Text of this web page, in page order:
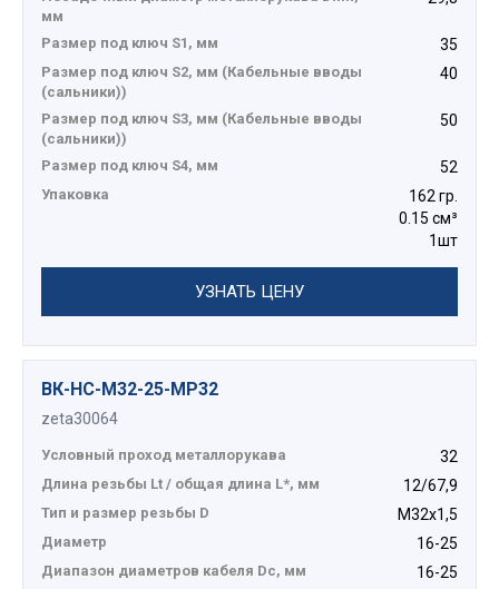
мм
Размер под ключ S1, мм 35
Размер под ключ S2, мм (Кабельные вводы
(сальники))
40
Размер под ключ S3, мм (Кабельные вводы
(сальники))
50
Размер под ключ S4, мм 52
Упаковка
162 гр.
0.15 см³
1шт
УЗНАТЬ ЦЕНУ
ВК-НС-М32-25-МР32
zeta30064
Условный проход металлорукава 32
Длина резьбы Lt / общая длина L*, мм 12/67,9
Тип и размер резьбы D М32х1,5
Диаметр 16-25
Диапазон диаметров кабеля Dc, мм 16-25